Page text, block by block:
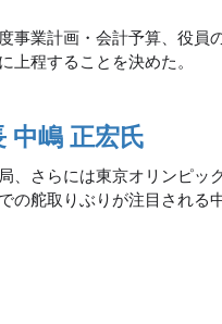
事業計画・会計予算、役員
程することを決めた。
中嶋 正宏氏
、さらには東京オリンピッ
の舵取りぶりが注目される